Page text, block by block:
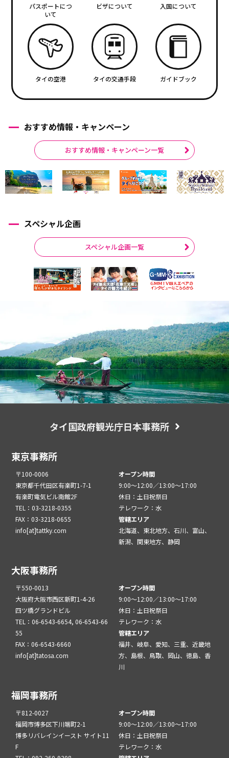
パスポートにつ
いて
ビザについて 入国について
タイの空港 タイの交通手段 ガイドブック
おすすめ情報・キャンペーン
おすすめ情報・キャンペーン一覧
スペシャル企画
スペシャル企画一覧
タイ国政府観光庁日本事務所
東京事務所
〒100-0006
東京都千代田区有楽町1-7-1
有楽町電気ビル南館2F
TEL：03-3218-0355
FAX：03-3218-0655
info[at]tattky.com
オープン時間
9:00～12:00／13:00～17:00
休日：土日祝祭日
テレワーク：水
管轄エリア
北海道、東北地方、石川、富山、
新潟、関東地方、静岡
大阪事務所
〒550-0013
大阪府大阪市西区新町1-4-26
四ツ橋グランドビル
TEL：06-6543-6654, 06-6543-66
55
FAX：06-6543-6660
info[at]tatosa.com
オープン時間
9:00～12:00／13:00～17:00
休日：土日祝祭日
テレワーク：水
管轄エリア
福井、岐阜、愛知、三重、近畿地
方、島根、鳥取、岡山、徳島、香
川
福岡事務所
〒812-0027
福岡市博多区下川端町2-1
博多リバレインイースト サイト11
F
オープン時間
9:00～12:00／13:00～17:00
休日：土日祝祭日
テレワーク：水